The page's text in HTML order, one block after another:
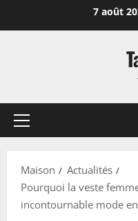
au
7 août
Menu
Maison
Actualités
Pourquoi la veste
incontournable mode